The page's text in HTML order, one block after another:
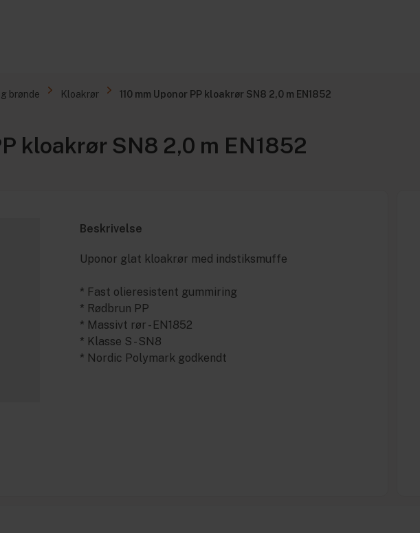
brønde Kloakrør 110 mm Uponor PP kloakrør SN8 2,0 m EN1852
kloakrør SN8 2,0 m EN1852
Beskrivelse
Uponor glat kloakrør med indstiksmuffe
* Fast olieresistent gummiring
* Rødbrun PP
* Massivt rør - EN1852
* Klasse S - SN8
* Nordic Polymark godkendt